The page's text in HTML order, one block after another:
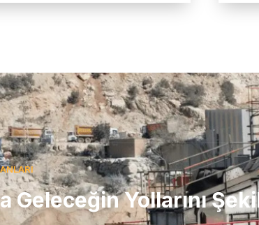
Geleceğin Yollarını